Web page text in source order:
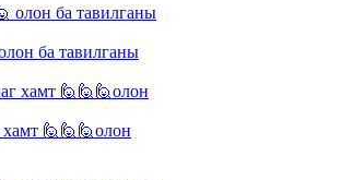
ба тавилганы
🙋🙋🙋олон